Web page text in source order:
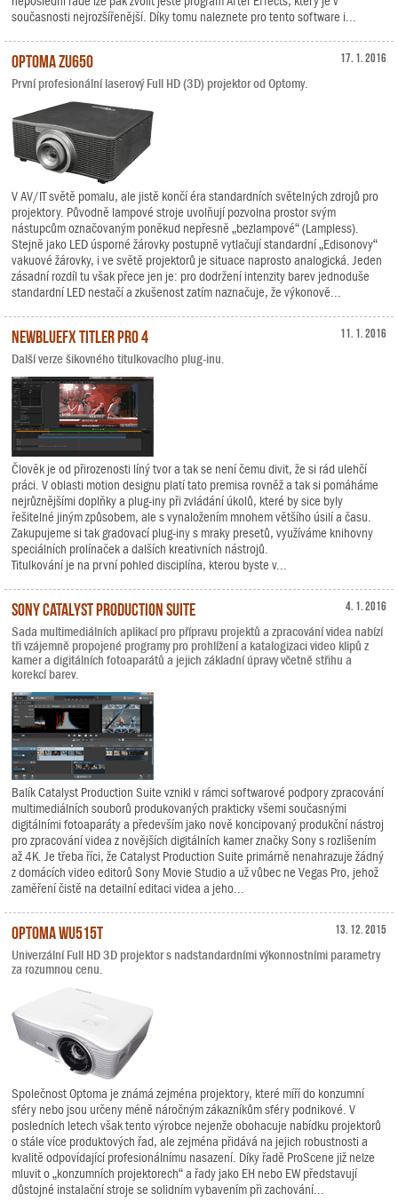
současnosti nejrozšířenější. Díky tomu naleznete pro tento software i...
17. 1. 2016
Optoma ZU650
První profesionální laserový Full HD (3D) projektor od Optomy.
V AV/IT světě pomalu, ale jistě končí éra standardních světelných zdrojů pro
projektory. Původně lampové stroje uvolňují pozvolna prostor svým
nástupcům označovaným poněkud nepřesně „bezlampové“ (Lampless).
Stejně jako LED úsporné žárovky postupně vytlačují standardní „Edisonovy“
vakuové žárovky, i ve světě projektorů je situace naprosto analogická. Jeden
zásadní rozdíl tu však přece jen je: pro dodržení intenzity barev jednoduše
standardní LED nestačí a zkušenost zatím naznačuje, že výkonově...
11. 1. 2016
NewBlueFX Titler Pro 4
Další verze šikovného titulkovacího plug-inu.
Člověk je od přirozenosti líný tvor a tak se není čemu divit, že si rád ulehčí
práci. V oblasti motion designu platí tato premisa rovněž a tak si pomáháme
nejrůznějšími doplňky a plug-iny při zvládání úkolů, které by sice byly
řešitelné jiným způsobem, ale s vynaložením mnohem většího úsilí a času.
Zakupujeme si tak gradovací plug-iny s mraky presetů, využíváme knihovny
speciálních prolínaček a dalších kreativních nástrojů.
Titulkování je na první pohled disciplína, kterou byste v...
4. 1. 2016
Sony Catalyst Production Suite
Sada multimediálních aplikací pro přípravu projektů a zpracování videa nabízí
tři vzájemně propojené programy pro prohlížení a katalogizaci video klipů z
kamer a digitálních fotoaparátů a jejich základní úpravy včetně střihu a
korekcí barev.
Balík Catalyst Production Suite vznikl v rámci softwarové podpory zpracování
multimediálních souborů produkovaných prakticky všemi současnými
digitálními fotoaparáty a především jako nově koncipovaný produkční nástroj
pro zpracování videa z novějších digitálních kamer značky Sony s rozlišením
až 4K. Je třeba říci, že Catalyst Production Suite primárně nenahrazuje žádný
z domácích video editorů Sony Movie Studio a už vůbec ne Vegas Pro, jehož
zaměření čistě na detailní editaci videa a jeho...
13. 12. 2015
Optoma WU515T
Univerzální Full HD 3D projektor s nadstandardními výkonnostními parametry
za rozumnou cenu.
Společnost Optoma je známá zejména projektory, které míří do konzumní
sféry nebo jsou určeny méně náročným zákazníkům sféry podnikové. V
posledních letech však tento výrobce nejenže obohacuje nabídku projektorů
o stále více produktových řad, ale zejména přidává na jejich robustnosti a
kvalitě odpovídající profesionálnímu nasazení. Díky řadě ProScene již nelze
mluvit o „konzumních projektorech“ a řady jako EH nebo EW představují
důstojné instalační stroje se solidním vybavením při zachování...